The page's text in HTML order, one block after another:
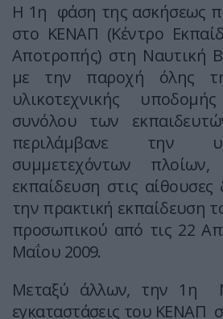
Η 1η φάση της ασκήσεως
στο ΚΕΝΑΠ (Κέντρο
Αποτροπής) στη Ναυτική
με την παροχή όλης
υλικοτεχνικής
συνόλου των
περιλάμβανε την
συμμετεχόντων
εκπαίδευση στις αίθουσες
την πρακτική εκπαίδευση
προσωπικού από τις 22
Μαΐου 2009.
Μεταξύ άλλων, την 1η
εγκαταστάσεις του ΚΕΝΑΠ